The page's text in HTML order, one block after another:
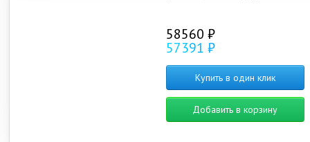
58560 ₽
57391 ₽
Купить в один клик
Добавить в корзину